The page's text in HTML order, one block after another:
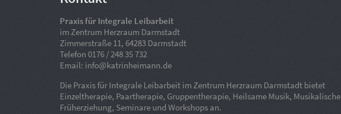
Praxis für Integrale Leibarbeit
im Zentrum Herzraum Darmstadt
Zimmerstraße 11, 64283 Darmstadt
Telefon 0176 / 248 35 732
Email: info@katrinheimann.de
Die Praxis für Integrale Leibarbeit im Zentrum Herzraum Darmstadt bietet
Einzeltherapie, Paartherapie, Gruppentherapie, Heilsame Musik, Musikalische
Früherziehung, Seminare und Workshops an.